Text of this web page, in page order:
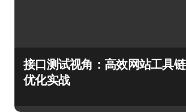
接口测试视角：高效网站工具链
优化实战